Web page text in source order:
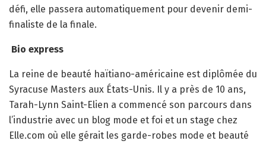
défi, elle passera automatiquement pour devenir demi-
finaliste de la finale.
Bio express
La reine de beauté haïtiano-américaine est diplômée du
Syracuse Masters aux États-Unis. Il y a près de 10 ans,
Tarah-Lynn Saint-Elien a commencé son parcours dans
l’industrie avec un blog mode et foi et un stage chez
Elle.com où elle gérait les garde-robes mode et beauté